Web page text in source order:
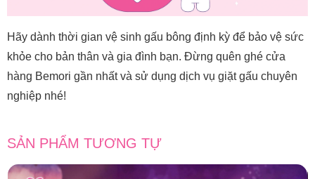
Hãy dành thời gian vệ sinh gấu bông định kỳ để bảo vệ sức
khỏe cho bản thân và gia đình bạn. Đừng quên ghé cửa
hàng Bemori gần nhất và sử dụng dịch vụ giặt gấu chuyên
nghiệp nhé!
SẢN PHẨM TƯƠNG TỰ